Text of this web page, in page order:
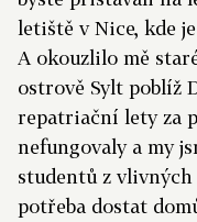
letiště v Nice, kde
A okouzlilo mě
ostrově Sylt poblíž
repatriační lety za
nefungovaly a my
studentů z
potřeba dostat